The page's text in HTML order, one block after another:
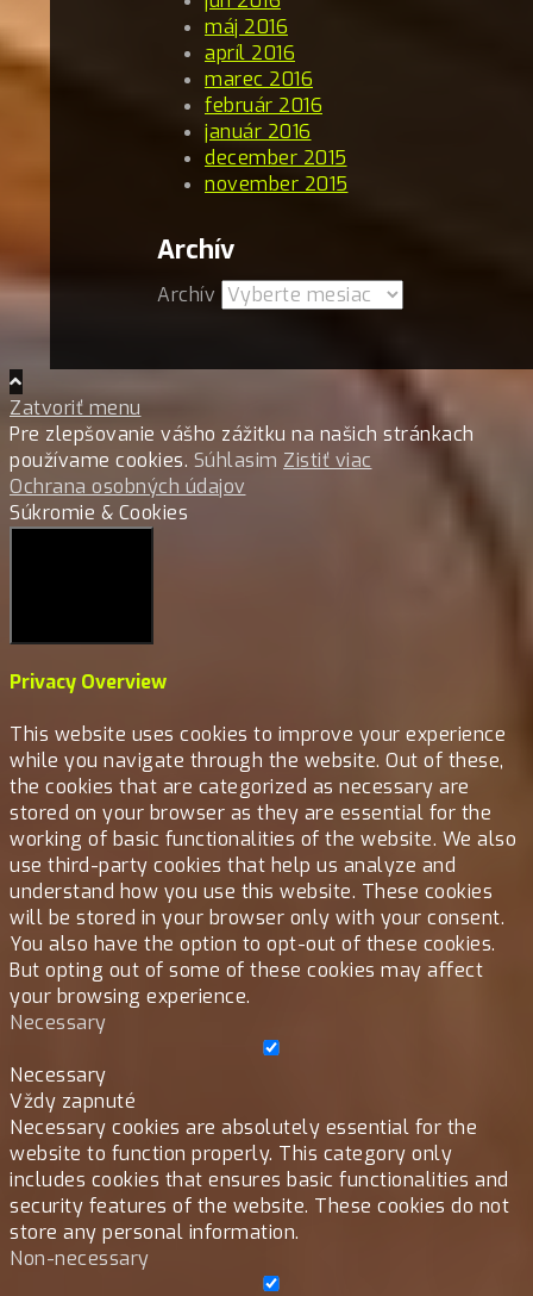
máj 2016
apríl 2016
marec 2016
február 2016
január 2016
december 2015
november 2015
Archív
Archív
Zatvoriť menu
Pre zlepšovanie vášho zážitku na našich stránkach
používame cookies. Súhlasim Zistiť viac
Ochrana osobných údajov
Súkromie & Cookies
Privacy Overview
This website uses cookies to improve your experience
while you navigate through the website. Out of these,
the cookies that are categorized as necessary are
stored on your browser as they are essential for the
working of basic functionalities of the website. We also
use third-party cookies that help us analyze and
understand how you use this website. These cookies
will be stored in your browser only with your consent.
You also have the option to opt-out of these cookies.
But opting out of some of these cookies may affect
your browsing experience.
Necessary
Necessary
Vždy zapnuté
Necessary cookies are absolutely essential for the
website to function properly. This category only
includes cookies that ensures basic functionalities and
security features of the website. These cookies do not
store any personal information.
Non-necessary